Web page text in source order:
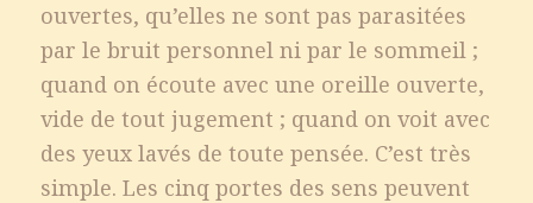
ouvertes, qu’elles ne sont pas parasitées
par le bruit personnel ni par le sommeil ;
quand on écoute avec une oreille ouverte,
vide de tout jugement ; quand on voit avec
des yeux lavés de toute pensée. C’est très
simple. Les cinq portes des sens peuvent